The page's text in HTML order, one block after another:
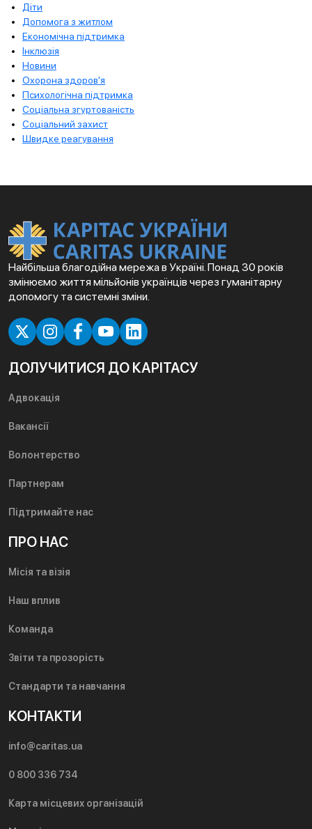
Діти
Допомога з житлом
Економічна підтримка
Інклюзія
Новини
Охорона здоров'я
Психологічна підтримка
Соціальна згуртованість
Соціальний захист
Швидке реагування
Найбільша благодійна мережа в Україні. Понад 30 років
змінюємо життя мільйонів українців через гуманітарну
допомогу та системні зміни.
ДОЛУЧИТИСЯ ДО КАРІТАСУ
Адвокація
Вакансії
Волонтерство
Партнерам
Підтримайте нас
ПРО НАС
Місія та візія
Наш вплив
Команда
Звіти та прозорість
Стандарти та навчання
КОНТАКТИ
info@caritas.ua
0 800 336 734
Карта місцевих організацій